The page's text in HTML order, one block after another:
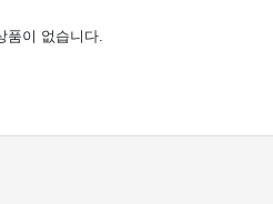
품이 없습니다.